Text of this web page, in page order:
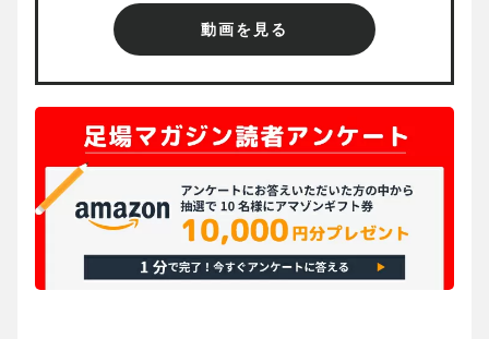
動画を見る